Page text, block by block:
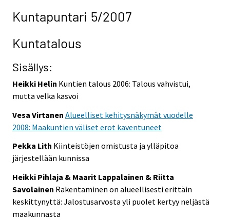
Kuntapuntari 5/2007
Kuntatalous
Sisällys:
Heikki Helin Kuntien talous 2006: Talous vahvistui,
mutta velka kasvoi
Vesa Virtanen Alueelliset kehitysnäkymät vuodelle
2008: Maakuntien väliset erot kaventuneet
Pekka Lith Kiinteistöjen omistusta ja ylläpitoa
järjestellään kunnissa
Heikki Pihlaja & Maarit Lappalainen & Riitta
Savolainen Rakentaminen on alueellisesti erittäin
keskittynyttä: Jalostusarvosta yli puolet kertyy neljästä
maakunnasta